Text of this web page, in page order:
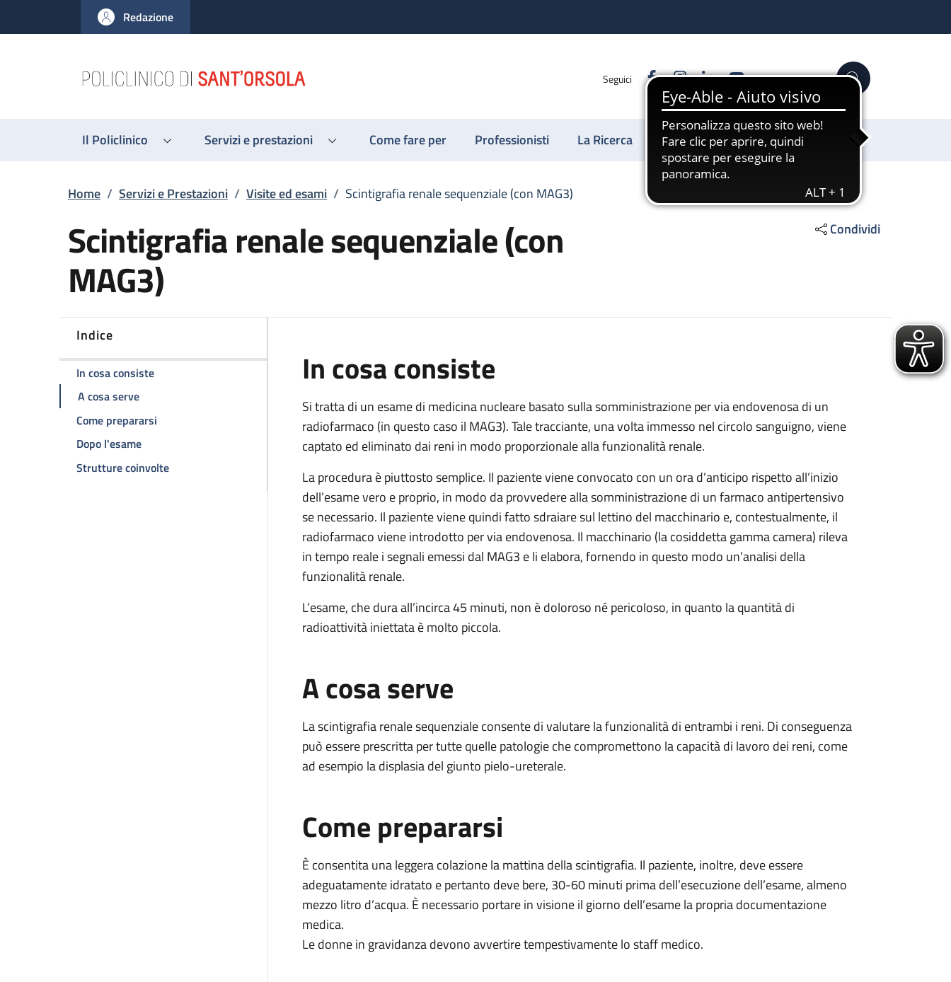
al contenuto principale
to footer content
Redazione
Seguici FacebookInstagram
LinkedinYouTube Cerca
Il Policlinico Servizi e prestazioni Come fare per Professionisti La Ricerca Sostienici
Briciole di pane
Home / Servizi e Prestazioni / Visite ed esami / Scintigrafia renale sequenziale (con MAG3)
Scintigrafia renale sequenziale (con
MAG3)
Condividi
Indice
In cosa consistedella pagina Scintigrafia renale sequenziale (con MAG3)
A cosa servedella pagina Scintigrafia renale sequenziale (con MAG3)
Come prepararsi della pagina Scintigrafia renale sequenziale (con MAG3)
Dopo l'esamedella pagina Scintigrafia renale sequenziale (con MAG3)
Strutture coinvoltedella pagina Scintigrafia renale sequenziale (con MAG3)
In cosa consiste
Si tratta di un esame di medicina nucleare basato sulla somministrazione per via endovenosa di un
radiofarmaco (in questo caso il MAG3). Tale tracciante, una volta immesso nel circolo sanguigno, viene
captato ed eliminato dai reni in modo proporzionale alla funzionalità renale.
La procedura è piuttosto semplice. Il paziente viene convocato con un ora d’anticipo rispetto all’inizio
dell’esame vero e proprio, in modo da provvedere alla somministrazione di un farmaco antipertensivo
se necessario. Il paziente viene quindi fatto sdraiare sul lettino del macchinario e, contestualmente, il
radiofarmaco viene introdotto per via endovenosa. Il macchinario (la cosiddetta gamma camera) rileva
in tempo reale i segnali emessi dal MAG3 e li elabora, fornendo in questo modo un’analisi della
funzionalità renale.
L’esame, che dura all’incirca 45 minuti, non è doloroso né pericoloso, in quanto la quantità di
radioattività iniettata è molto piccola.
A cosa serve
La scintigrafia renale sequenziale consente di valutare la funzionalità di entrambi i reni. Di conseguenza
può essere prescritta per tutte quelle patologie che compromettono la capacità di lavoro dei reni, come
ad esempio la displasia del giunto pielo-ureterale.
Come prepararsi
È consentita una leggera colazione la mattina della scintigrafia. Il paziente, inoltre, deve essere
adeguatamente idratato e pertanto deve bere, 30-60 minuti prima dell’esecuzione dell’esame, almeno
mezzo litro d’acqua. È necessario portare in visione il giorno dell’esame la propria documentazione
medica.
Le donne in gravidanza devono avvertire tempestivamente lo staff medico.